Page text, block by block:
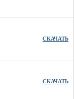
СКАЧАТЬ
СКАЧАТЬ